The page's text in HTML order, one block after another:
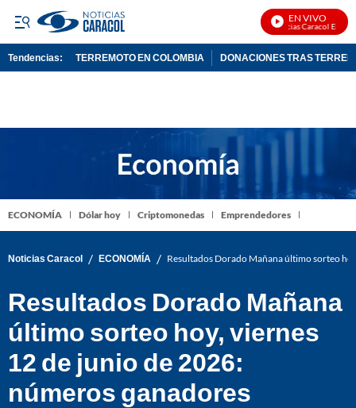
EN VIVO
Noticias Caracol En Vivo
Tendencias: TERREMOTO EN COLOMBIA DONACIONES TRAS
ECONOMÍA Dólar hoy Criptomonedas Emprendedores
Noticias Caracol / ECONOMÍA / Resultados Dorado Mañana último sorteo
Resultados Dorado Mañana
último sorteo hoy, viernes
12 de junio de 2026:
números ganadores